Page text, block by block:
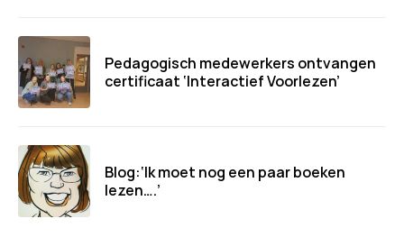
Pedagogisch medewerkers ontvangen
certificaat ‘Interactief Voorlezen’
Blog:‘Ik moet nog een paar boeken
lezen….’